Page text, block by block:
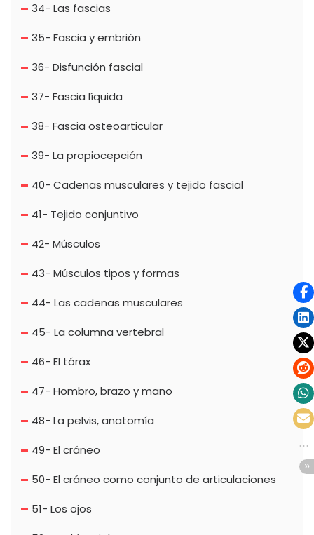
34- Las fascias
35- Fascia y embrión
36- Disfunción fascial
37- Fascia líquida
38- Fascia osteoarticular
39- La propiocepción
40- Cadenas musculares y tejido fascial
41- Tejido conjuntivo
42- Músculos
43- Músculos tipos y formas
44- Las cadenas musculares
45- La columna vertebral
46- El tórax
47- Hombro, brazo y mano
48- La pelvis, anatomía
49- El cráneo
50- El cráneo como conjunto de articulaciones
51- Los ojos